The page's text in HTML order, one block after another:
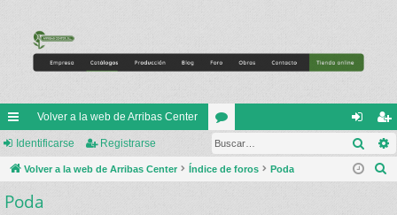
nl
ac
es
Volver a la web de Arribas Center
or
os
de
nti
eg
ist
Identificarse Registrarse
Volver a la web de Arribas Center Índice de foros Poda
Poda